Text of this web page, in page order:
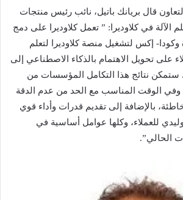
قال بريانك باتيل، نائب رئيس منتجات
الآلة في كلاوديرا: ” تعمل كلاوديرا على دمج
إكس لتشغيل منصة كلاوديرا لتعلم
على تحويل الاهتمام بالذكاء الاصطناعي إلى
ستمكن نتائج هذا التكامل المؤسسات من
وفي الوقت المناسب مع الحد من عدم الدقة
بالإضافة إلى تقديم قدرات وأداء قوي
للعملاء، وكلها عوامل أساسية في
الحالي”.